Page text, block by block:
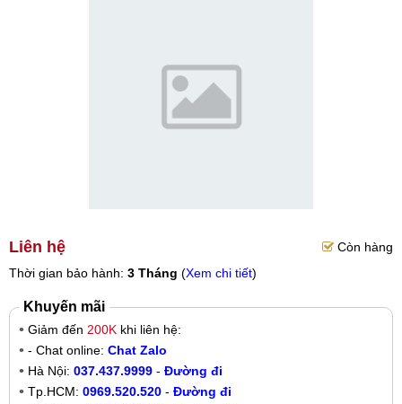
Liên hệ
Còn hàng
Thời gian bảo hành: 3 Tháng (Xem chi tiết)
Khuyến mãi
Giảm đến 200K khi liên hệ:
- Chat online: Chat Zalo
Hà Nội: 037.437.9999 - Đường đi
Tp.HCM: 0969.520.520 - Đường đi